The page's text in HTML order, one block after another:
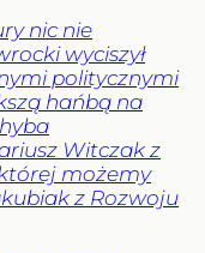
nic nie
wyciszył
politycznymi
hańbą na
Witczak z
możemy
z Rozwoju